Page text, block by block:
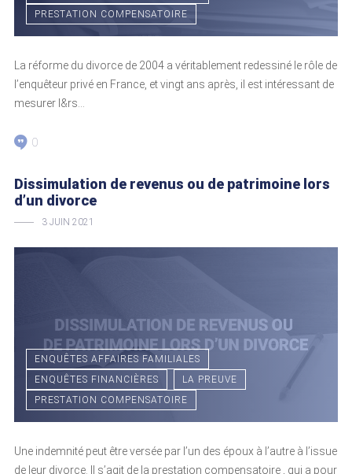
PRESTATION COMPENSATOIRE
La réforme du divorce de 2004 a véritablement redessiné le rôle de
l’enquêteur privé en France, et vingt ans après, il est intéressant de
mesurer l&rs...
0
Dissimulation de revenus ou de patrimoine lors
d’un divorce
3 JUIN 2021
ENQUÊTES AFFAIRES FAMILIALES
ENQUÊTES FINANCIÈRES
LA PREUVE
PRESTATION COMPENSATOIRE
Une indemnité peut être versée par l’un des époux à l’autre à l’issue
de leur divorce. Il s’agit de la prestation compensatoire , qui a pour